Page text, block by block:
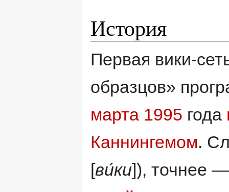
История
Первая вики-
образцов»
марта 1995 года
Каннингемом.
[ви́ки]), точнее